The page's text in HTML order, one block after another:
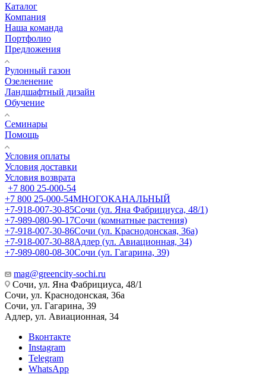
Каталог
Компания
Наша команда
Портфолио
Предложения
Рулонный газон
Озеленение
Ландшафтный дизайн
Обучение
Семинары
Помощь
Условия оплаты
Условия доставки
Условия возврата
+7 800 25-000-54
+7 800 25-000-54МНОГОКАНАЛЬНЫЙ
+7-918-007-30-85Сочи (ул. Яна Фабрициуса, 48/1)
+7-989-080-90-17Сочи (комнатные растения)
+7-918-007-30-86Сочи (ул. Краснодонская, 36а)
+7-918-007-30-88Адлер (ул. Авиационная, 34)
+7-989-080-08-30Сочи (ул. Гагарина, 39)
mag@greencity-sochi.ru
Сочи, ул. Яна Фабрициуса, 48/1
Сочи, ул. Краснодонская, 36а
Сочи, ул. Гагарина, 39
Адлер, ул. Авиационная, 34
Вконтакте
Instagram
Telegram
WhatsApp